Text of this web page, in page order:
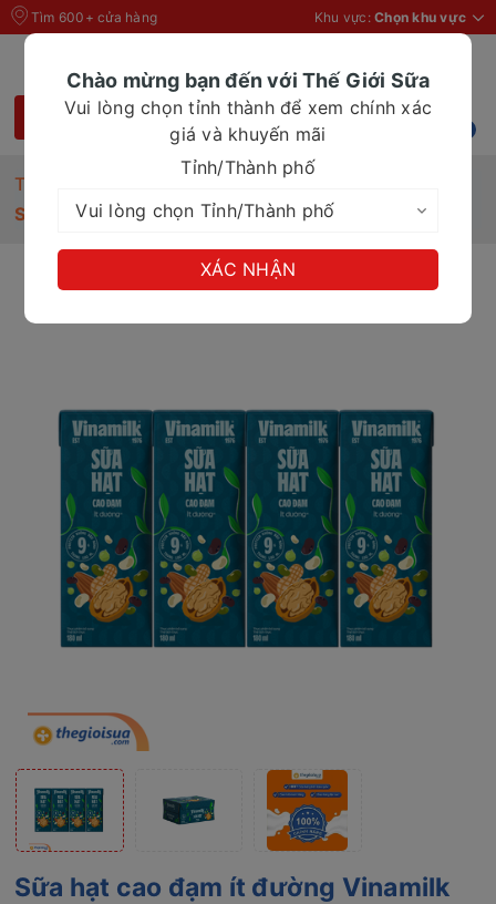
Tìm 600+ cửa hàng Khu vực: Chọn khu vực
Trang chủ
Sữa hạt cao đạm ít đường Vinamilk 180ml
Sữa hạt cao đạm ít đường Vinamilk
Chào mừng bạn đến với Thế Giới Sữa
Vui lòng chọn tỉnh thành để xem chính xác
giá và khuyến mãi
Tỉnh/Thành phố
XÁC NHẬN